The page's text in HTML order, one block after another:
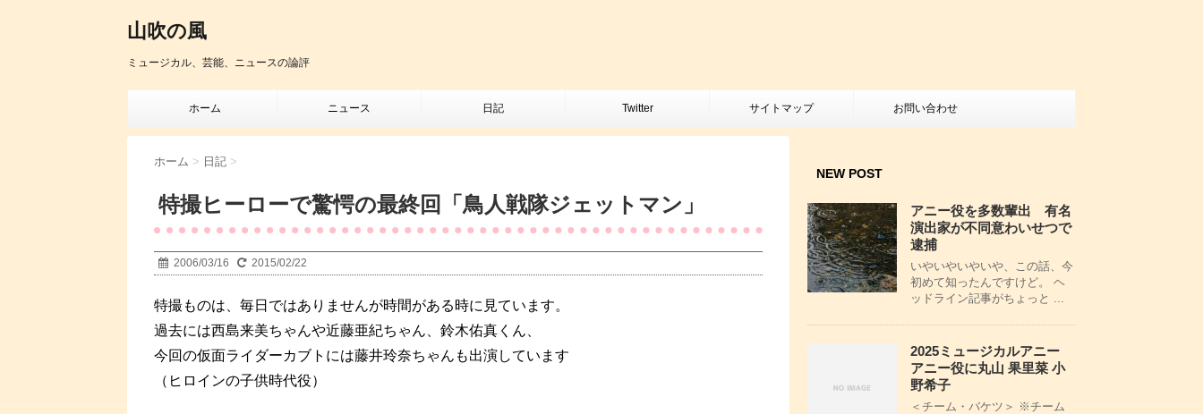
山吹の風
ミュージカル、芸能、ニュースの論評
ホーム ニュース 日記 Twitter サイトマップ お問い合わせ
ホーム > 日記 >
特撮ヒーローで驚愕の最終回「鳥人戦隊ジェットマン」
2006/03/16 2015/02/22
特撮ものは、毎日ではありませんが時間がある時に見ています。
過去には西島来美ちゃんや近藤亜紀ちゃん、鈴木佑真くん、
今回の仮面ライダーカブトには藤井玲奈ちゃんも出演しています
（ヒロインの子供時代役）
NEW POST
アニー役を多数輩出 有名
演出家が不同意わいせつで
逮捕
いやいやいやいや、この話、今
初めて知ったんですけど。 ヘ
ッドライン記事がちょっと ...
2025ミュージカルアニー
アニー役に丸山 果里菜 小
野希子
＜チーム・バケツ＞ ※チーム